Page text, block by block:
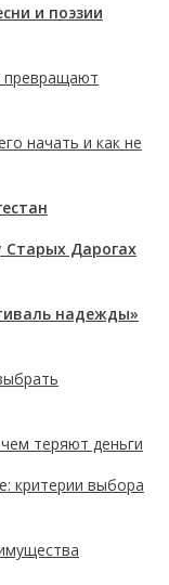
и поэзии
превращают
начать и как не
Старых Дарогах
надежды»
теряют деньги
критерии выбора